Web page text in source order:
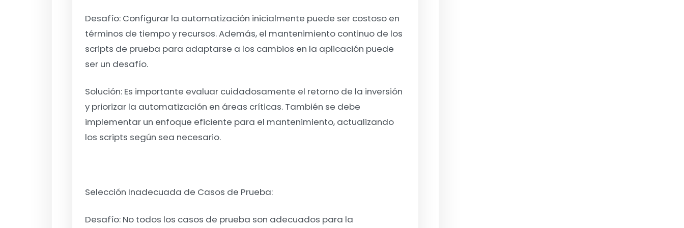
Desafío: Configurar la automatización inicialmente puede ser costoso en
términos de tiempo y recursos. Además, el mantenimiento continuo de los
scripts de prueba para adaptarse a los cambios en la aplicación puede
ser un desafío.
Solución: Es importante evaluar cuidadosamente el retorno de la inversión
y priorizar la automatización en áreas críticas. También se debe
implementar un enfoque eficiente para el mantenimiento, actualizando
los scripts según sea necesario.
Selección Inadecuada de Casos de Prueba:
Desafío: No todos los casos de prueba son adecuados para la